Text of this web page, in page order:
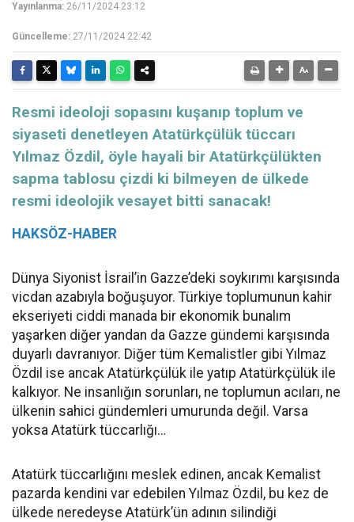
Yayınlanma: 26/11/2024 23:12
Güncelleme: 27/11/2024 22:42
Resmi ideoloji sopasını kuşanıp toplum ve
siyaseti denetleyen Atatürkçülük tüccarı
Yılmaz Özdil, öyle hayali bir Atatürkçülükten
sapma tablosu çizdi ki bilmeyen de ülkede
resmi ideolojik vesayet bitti sanacak!
HAKSÖZ-HABER
Dünya Siyonist İsrail’in Gazze’deki soykırımı karşısında
vicdan azabıyla boğuşuyor. Türkiye toplumunun kahir
ekseriyeti ciddi manada bir ekonomik bunalım
yaşarken diğer yandan da Gazze gündemi karşısında
duyarlı davranıyor. Diğer tüm Kemalistler gibi Yılmaz
Özdil ise ancak Atatürkçülük ile yatıp Atatürkçülük ile
kalkıyor. Ne insanlığın sorunları, ne toplumun acıları, ne
ülkenin sahici gündemleri umurunda değil. Varsa
yoksa Atatürk tüccarlığı…
Atatürk tüccarlığını meslek edinen, ancak Kemalist
pazarda kendini var edebilen Yılmaz Özdil, bu kez de
ülkede neredeyse Atatürk’ün adının silindiği